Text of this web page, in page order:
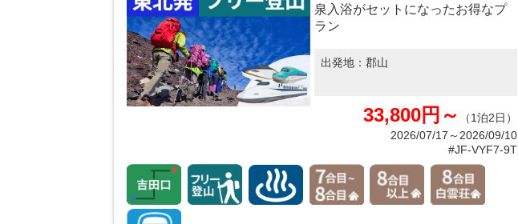
泉入浴がセットになったお得なプ
ラン
出発地： 郡山
33,800円～
（1泊2日）
2026/07/17～2026/09/10
#JF-VYF7-9T